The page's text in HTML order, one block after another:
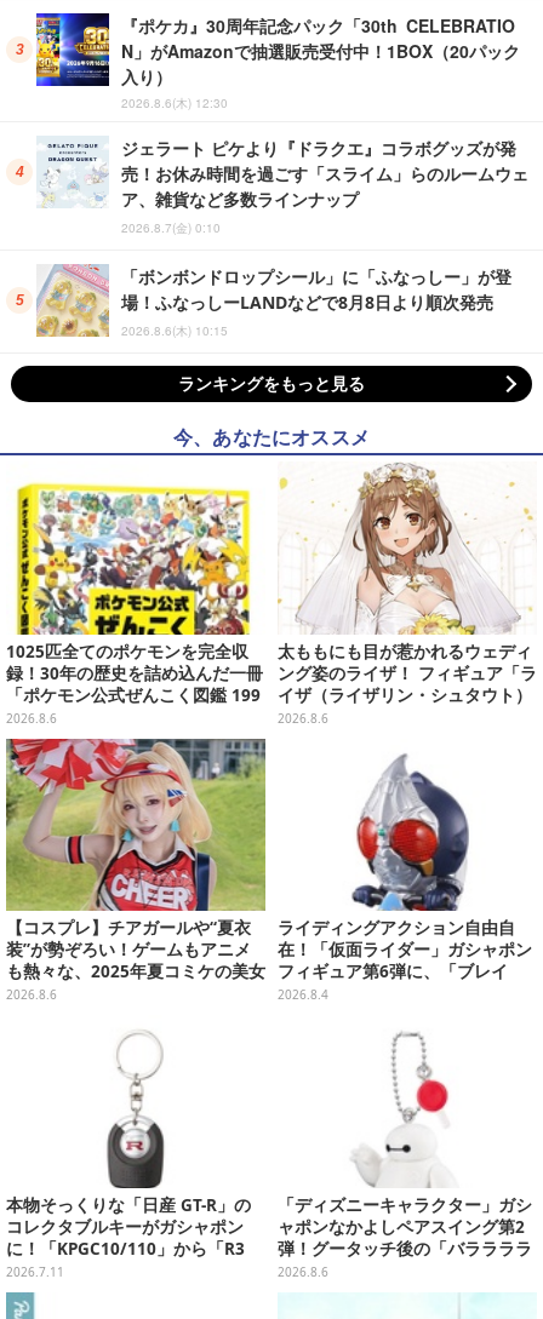
『ポケカ』30周年記念パック「30th CELEBRATIO
N」がAmazonで抽選販売受付中！1BOX（20パック
入り）
2026.8.6(木) 12:30
ジェラート ピケより『ドラクエ』コラボグッズが発
売！お休み時間を過ごす「スライム」らのルームウェ
ア、雑貨など多数ラインナップ
2026.8.7(金) 0:10
「ボンボンドロップシール」に「ふなっしー」が登
場！ふなっしーLANDなどで8月8日より順次発売
2026.8.6(木) 10:15
ランキングをもっと見る
今、あなたにオススメ
1025匹全てのポケモンを完全収
録！30年の歴史を詰め込んだ一冊
「ポケモン公式ぜんこく図鑑 199
6-2026」が大ボリューム
2026.8.6
太ももにも目が惹かれるウェディ
ング姿のライザ！ フィギュア「ラ
イザ（ライザリン・シュタウト）
ウェディングStyle」が8月7日よ
2026.8.6
【コスプレ】チアガールや“夏衣
装”が勢ぞろい！ゲームもアニメ
も熱々な、2025年夏コミケの美女
レイヤーをプレイバック
2026.8.6
ライディングアクション自由自
在！「仮面ライダー」ガシャポン
フィギュア第6弾に、「ブレイ
ド」「フォーゼ」など全4種
2026.8.4
本物そっくりな「日産 GT-R」の
コレクタブルキーがガシャポン
に！「KPGC10/110」から「R3
5」まで歴代6種
2026.7.11
「ディズニーキャラクター」ガシ
ャポンなかよしペアスイング第2
弾！グータッチ後の「バララララ
ララ～♪」を再現したヒロ＆ベイ
マックスなど全4種
2026.8.6